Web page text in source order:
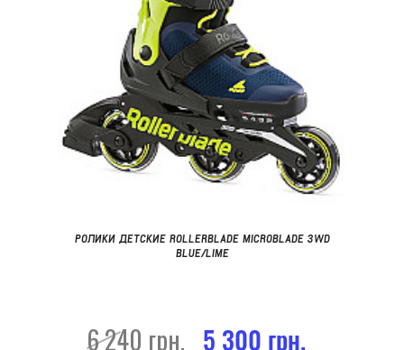
РОЛИКИ ДЕТСКИЕ ROLLERBLADE MICROBLADE 3WD
BLUE/LIME
6 240 грн. 5 300 грн.